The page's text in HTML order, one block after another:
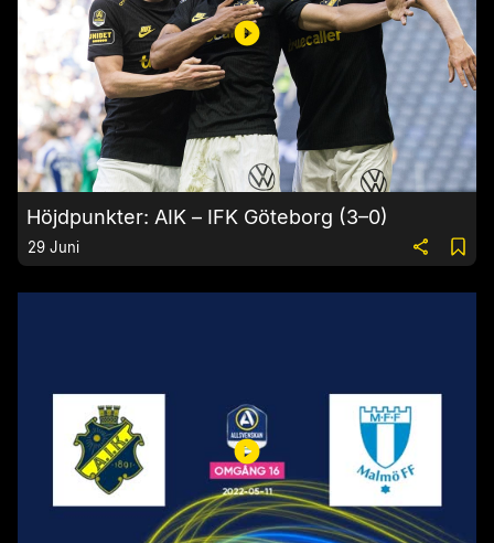
Höjdpunkter: AIK – IFK Göteborg (3–0)
29 Juni